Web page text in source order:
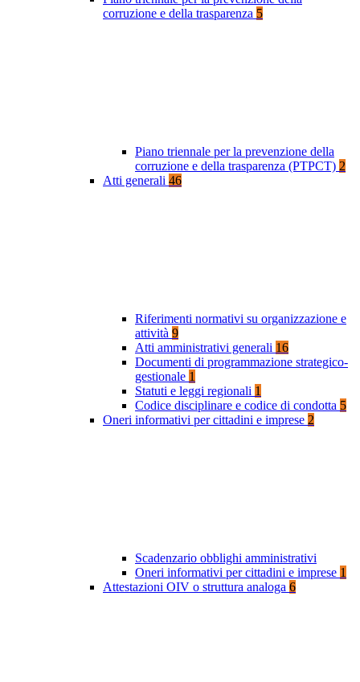
corruzione e della trasparenza 5
Piano triennale per la prevenzione della
corruzione e della trasparenza (PTPCT) 2
Atti generali 46
Riferimenti normativi su organizzazione e
attività 9
Atti amministrativi generali 16
Documenti di programmazione strategico-
gestionale 1
Statuti e leggi regionali 1
Codice disciplinare e codice di condotta 5
Oneri informativi per cittadini e imprese 2
Scadenzario obblighi amministrativi
Oneri informativi per cittadini e imprese 1
Attestazioni OIV o struttura analoga 6